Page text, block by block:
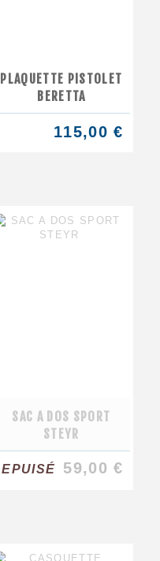
PLAQUETTE PISTOLET
BERETTA
115,00 €
SAC A DOS SPORT
STEYR
EPUISÉ 59,00 €